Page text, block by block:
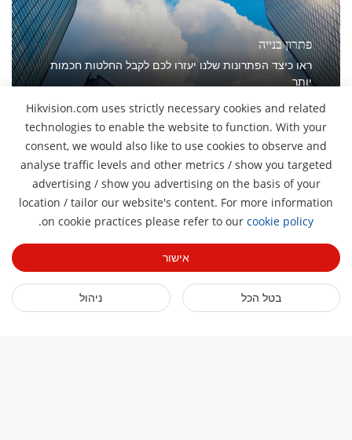
פתרון בנייה
ראו כיצד הפתרונות שלנו יעזרו לכם לקבל החלטות חכמות
יותר
Hikvision.com uses strictly necessary cookies and related
technologies to enable the website to function. With your
consent, we would also like to use cookies to observe and
analyse traffic levels and other metrics / show you targeted
advertising / show you advertising on the basis of your
location / tailor our website's content. For more information
on cookie practices please refer to our cookie policy
.
אישור
בטל הכל ניהול
אודותינו
פרופיל החברה
דוח פיננסי
אבטחת סייבר
קיימות
מיקוד באיכות
חדר חדשות
בלוג
חדשות אחרונות
סיפורי הצלחה
ארועים
סמינרים מקוונים
רשימת אירועים
קישורים מהירים